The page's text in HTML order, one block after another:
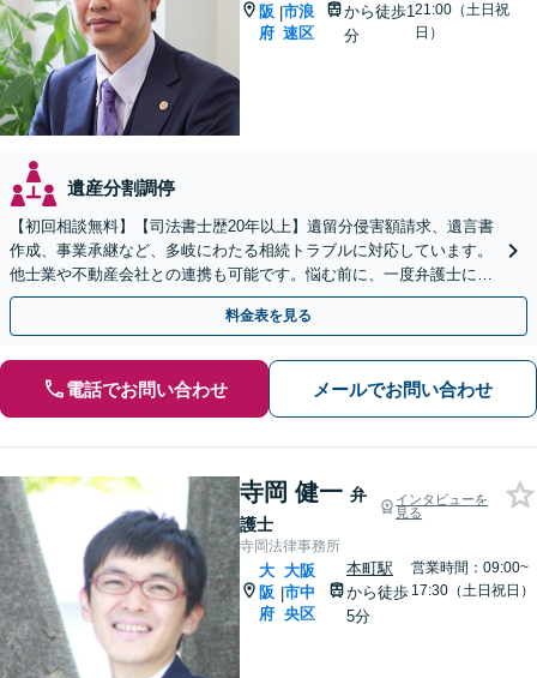
阪
府
|市浪
速区
から徒歩1
分
21:00（土日祝
日）
遺産分割調停
【初回相談無料】【司法書士歴20年以上】遺留分侵害額請求、遺言書
作成、事業承継など、多岐にわたる相続トラブルに対応しています。
他士業や不動産会社との連携も可能です。悩む前に、一度弁護士にご
相談ください。【電話相談可】【夜間・休日対応】
料金表を見る
電話でお問い合わせ メールでお問い合わせ
寺岡 健一 弁
護士
インタビューを
見る
寺岡法律事務所
大
阪
府
|
大阪
市中
央区
本町駅
から徒歩
5分
営業時間：09:00~
17:30（土日祝日）